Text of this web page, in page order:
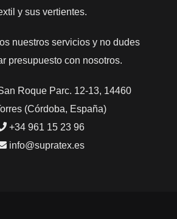
y sus vertientes.
nuestros servicios y no dudes
presupuesto con nosotros.
Roque Parc. 12-13, 14460
(Córdoba, España)
+34 961 15 23 96
info@supratex.es